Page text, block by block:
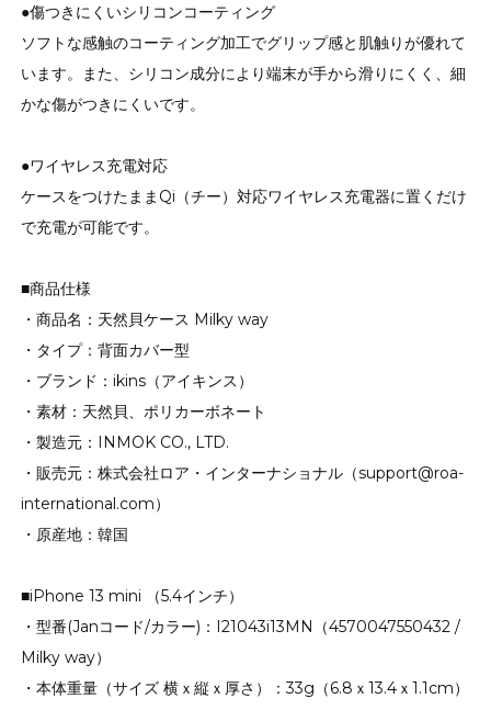
●傷つきにくいシリコンコーティング
ソフトな感触のコーティング加工でグリップ感と肌触りが優れて
います。また、シリコン成分により端末が手から滑りにくく、細
かな傷がつきにくいです。
●ワイヤレス充電対応
ケースをつけたままQi（チー）対応ワイヤレス充電器に置くだけ
で充電が可能です。
■商品仕様
・商品名：天然貝ケース Milky way
・タイプ：背面カバー型
・ブランド：ikins（アイキンス）
・素材：天然貝、ポリカーボネート
・製造元：INMOK CO., LTD.
・販売元：株式会社ロア・インターナショナル（support@roa-
international.com）
・原産地：韓国
■iPhone 13 mini （5.4インチ）
・型番(Janコード/カラー)：I21043i13MN（4570047550432 /
Milky way）
・本体重量（サイズ 横ｘ縦ｘ厚さ）：33g（6.8ｘ13.4ｘ1.1cm）